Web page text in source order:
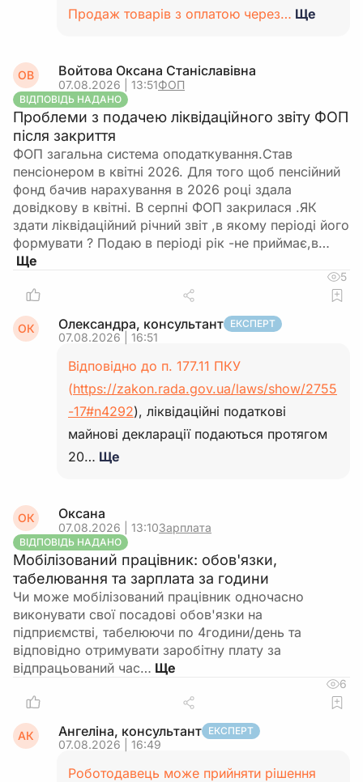
Продаж товарів з оплатою через… Ще
ОВ Войтова Оксана Станіславівна
07.08.2026 | 13:51ФОП
ВІДПОВІДЬ НАДАНО
Проблеми з подачею ліквідаційного звіту ФОП
після закриття
ФОП загальна система оподаткування.Став
пенсіонером в квітні 2026. Для того щоб пенсійний
фонд бачив нарахування в 2026 році здала
довідкову в квітні. В серпні ФОП закрилася .ЯК
здати ліквідаційний річний звіт ,в якому періоді його
формувати ? Подаю в періоді рік -не приймає,в…
5
ОК Олександра, консультант ЕКСПЕРТ
07.08.2026 | 16:51
Відповідно до п. 177.11 ПКУ
(https://zakon.rada.gov.ua/laws/show/2755
-17#n4292), ліквідаційні податкові
майнові декларації подаються протягом
20… Ще
ОК Оксана
07.08.2026 | 13:10Зарплата
ВІДПОВІДЬ НАДАНО
Мобілізований працівник: обов'язки,
табелювання та зарплата за години
Чи може мобілізований працівник одночасно
виконувати свої посадові обов'язки на
підприємстві, табелюючи по 4години/день та
відповідно отримувати заробітну плату за
відпрацьований час…
6
АК Ангеліна, консультант ЕКСПЕРТ
07.08.2026 | 16:49
Роботодавець може прийняти рішення